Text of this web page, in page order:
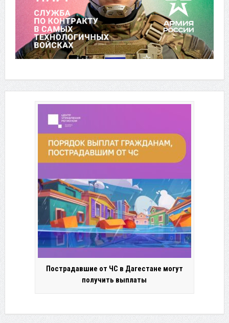
Пострадавшие от ЧС в Дагестане могут
получить выплаты